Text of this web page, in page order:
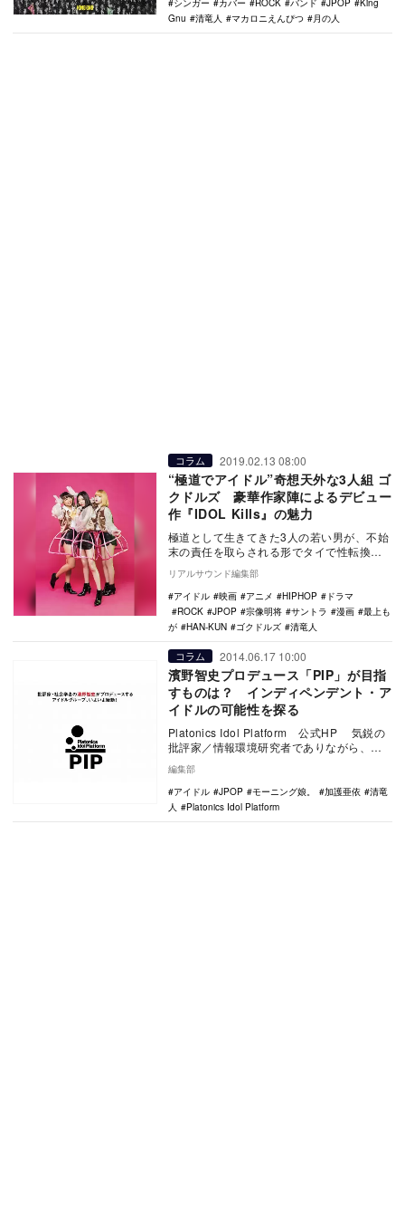
シンガー カバー ROCK バンド JPOP
King
Gnu
清竜人 マカロニえんぴつ 月の人
コラム 2019.02.13 08:00
“極道でアイドル”奇想天外な3人組 ゴ
クドルズ 豪華作家陣によるデビュー
作『IDOL Kills』の魅力
極道として生きてきた3人の若い男が、不始
末の責任を取らされる形でタイで性転換を
し、組長のプロデュースでアイドルとして
デビュー。思…
リアルサウンド編集部
アイドル
映画 アニメ HIPHOP
ドラマ
ROCK
JPOP 宗像明将 サントラ 漫画
最上も
が
HAN-KUN ゴクドルズ 清竜人
コラム 2014.06.17 10:00
濱野智史プロデュース「PIP」が目指
すものは？ インディペンデント・ア
イドルの可能性を探る
Platonics Idol Platform 公式HP 気鋭の
批評家／情報環境研究者でありながら、重
度のアイドルヲタクとし…
編集部
アイドル
JPOP モーニング娘。 加護亜依
清竜
人
Platonics Idol Platform